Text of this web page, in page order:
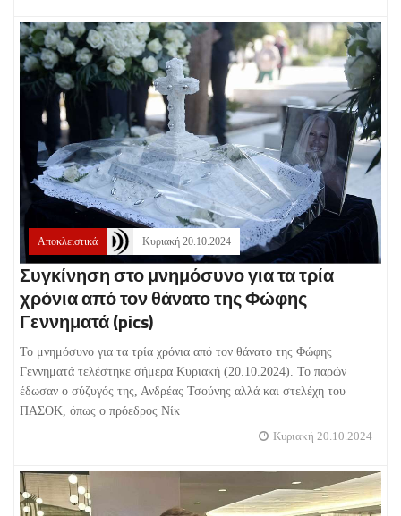
Αποκλειστικά Κυριακή 20.10.2024
Συγκίνηση στο μνημόσυνο για τα τρία
χρόνια από τον θάνατο της Φώφης
Γεννηματά (pics)
Το μνημόσυνο για τα τρία χρόνια από τον θάνατο της Φώφης
Γεννηματά τελέστηκε σήμερα Κυριακή (20.10.2024). Το παρών
έδωσαν ο σύζυγός της, Ανδρέας Τσούνης αλλά και στελέχη του
ΠΑΣΟΚ, όπως ο πρόεδρος Νίκ
Κυριακή 20.10.2024